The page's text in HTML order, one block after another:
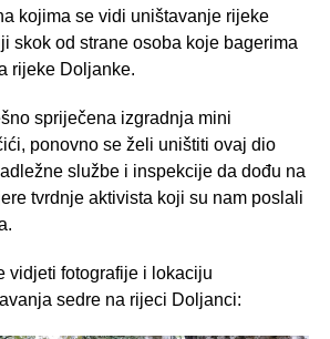
kojima se vidi uništavanje rijeke
skok od strane osoba koje bagerima
rijeke Doljanke.
spriječena izgradnja mini
ponovno se želi uništiti ovaj dio
službe i inspekcije da dođu na
tvrdnje aktivista koji su nam poslali
vidjeti fotografije i lokaciju
sedre na rijeci Doljanci: